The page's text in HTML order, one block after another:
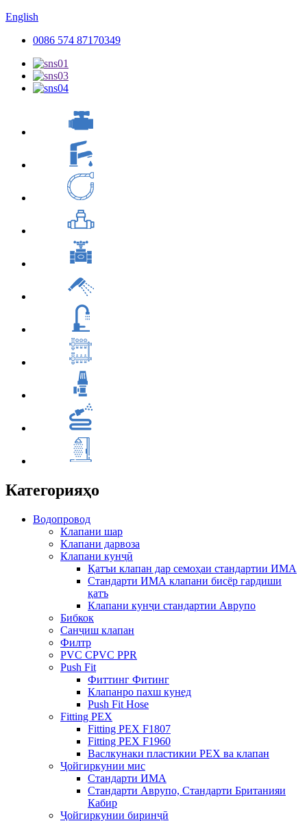
English
0086 574 87170349
Категорияҳо
Водопровод
Клапани шар
Клапани дарвоза
Клапани кунҷӣ
Қатъи клапан дар семоҳаи стандартии ИМА
Стандарти ИМА клапани бисёр гардиши
қатъ
Клапани кунҷи стандартии Аврупо
Бибкок
Санҷиш клапан
Филтр
PVC CPVC PPR
Push Fit
Фиттинг Фитинг
Клапанро пахш кунед
Push Fit Hose
Fitting PEX
Fitting PEX F1807
Fitting PEX F1960
Васлкунаки пластикии PEX ва клапан
Ҷойгиркунии мис
Стандарти ИМА
Стандарти Аврупо, Стандарти Британияи
Кабир
Ҷойгиркунии биринҷӣ